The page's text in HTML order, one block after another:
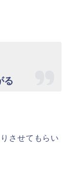
る
させてもらい